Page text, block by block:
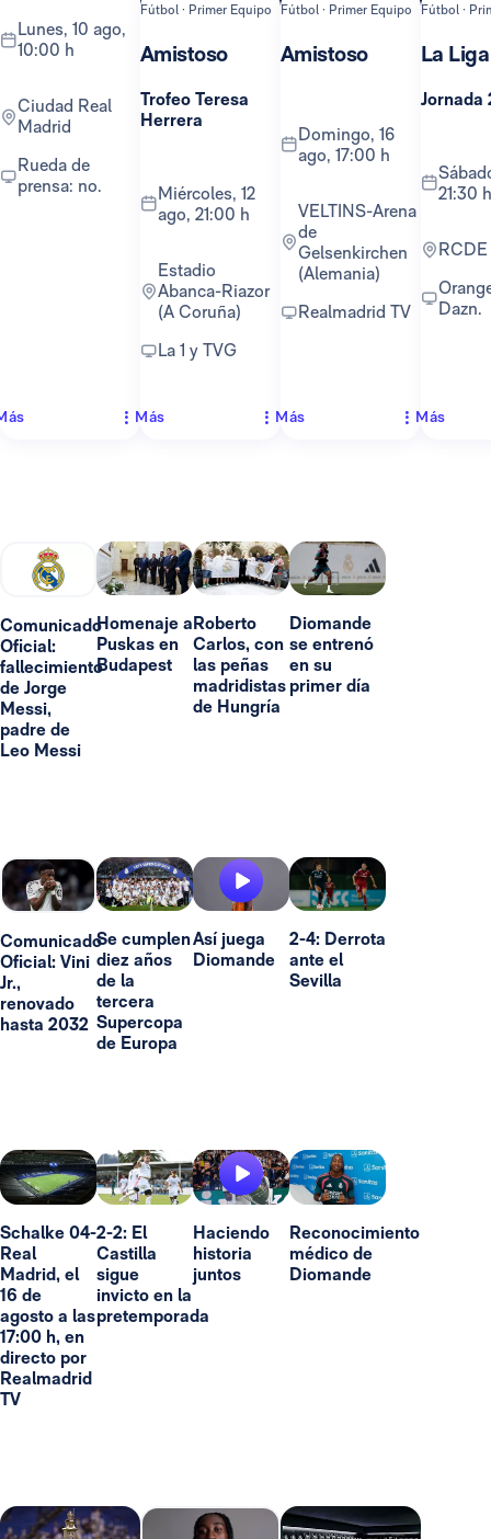
lunes, 10 ago,
10:00 h
Ciudad Real
Madrid
Rueda de
prensa: no.
Fútbol · Primer Equipo
Amistoso
Trofeo Teresa
Herrera
miércoles, 12
ago, 21:00 h
Estadio
Abanca-Riazor
(A Coruña)
La 1 y TVG
Más
Fútbol · Primer Equipo
Amistoso
domingo, 16
ago, 17:00 h
VELTINS-Arena
de
Gelsenkirchen
(Alemania)
Realmadrid TV
Más
Fútbol ·
La Liga
Jornada
sábado, 22 ago,
21:30 h
Orange TV y
Dazn.
Más
Comunicado
Oficial:
fallecimiento
de Jorge
Messi,
padre de
Leo Messi
Homenaje a
Puskas en
Budapest
Roberto
Carlos, con
las peñas
madridistas
de Hungría
Diomande
se entrenó
en su
primer día
Comunicado
Oficial: Vini
Jr.,
renovado
hasta 2032
Se cumplen
diez años
de la
tercera
Supercopa
de Europa
Así juega
Diomande
2-4: Derrota
ante el
Sevilla
Schalke 04-
Real
Madrid, el
16 de
agosto a las
17:00 h, en
directo por
Realmadrid
TV
2-2: El
Castilla
sigue
invicto en la
pretemporada
Haciendo
historia
juntos
Reconocimiento
médico de
Diomande